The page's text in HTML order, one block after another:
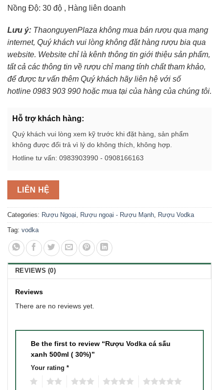
Nồng Độ: 30 độ , Hàng liên doanh
Lưu ý: ThaonguyenPlaza không mua bán rượu qua mạng
internet, Quý khách vui lòng không đặt hàng rượu bia qua
website. Website chỉ là kênh thông tin giới thiệu sản phẩm,
tất cả các thông tin về rượu chỉ mang tính chất tham khảo,
để được tư vấn thêm Quý khách hãy liên hệ với số
hotline 0983 903 990 hoặc mua tại của hàng của chúng tôi.
Hỗ trợ khách hàng:
Quý khách vui lòng xem kỹ trước khi đặt hàng, sản phẩm
không được đổi trả vì lý do không thích, không hợp.
Hotline tư vấn: 0983903990 - 0908166163
LIÊN HỆ
Categories: Rượu Ngoại Rượu ngoại - Rượu Mạnh Rượu Vodka
Tag: vodka
REVIEWS (0)
Reviews
There are no reviews yet.
Be the first to review “Rượu Vodka cá sấu
xanh 500ml ( 30%)”
Your rating *